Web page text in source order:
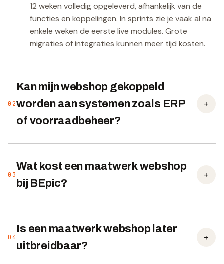
12 weken volledig opgeleverd, afhankelijk van de
functies en koppelingen. In sprints zie je vaak al na
enkele weken de eerste live modules. Grote
migraties of integraties kunnen meer tijd kosten.
02
Kan mijn webshop gekoppeld
worden aan systemen zoals ERP
of voorraadbeheer?
+
03
Wat kost een maatwerk webshop
bij BEpic?
+
04
Is een maatwerk webshop later
uitbreidbaar?
+